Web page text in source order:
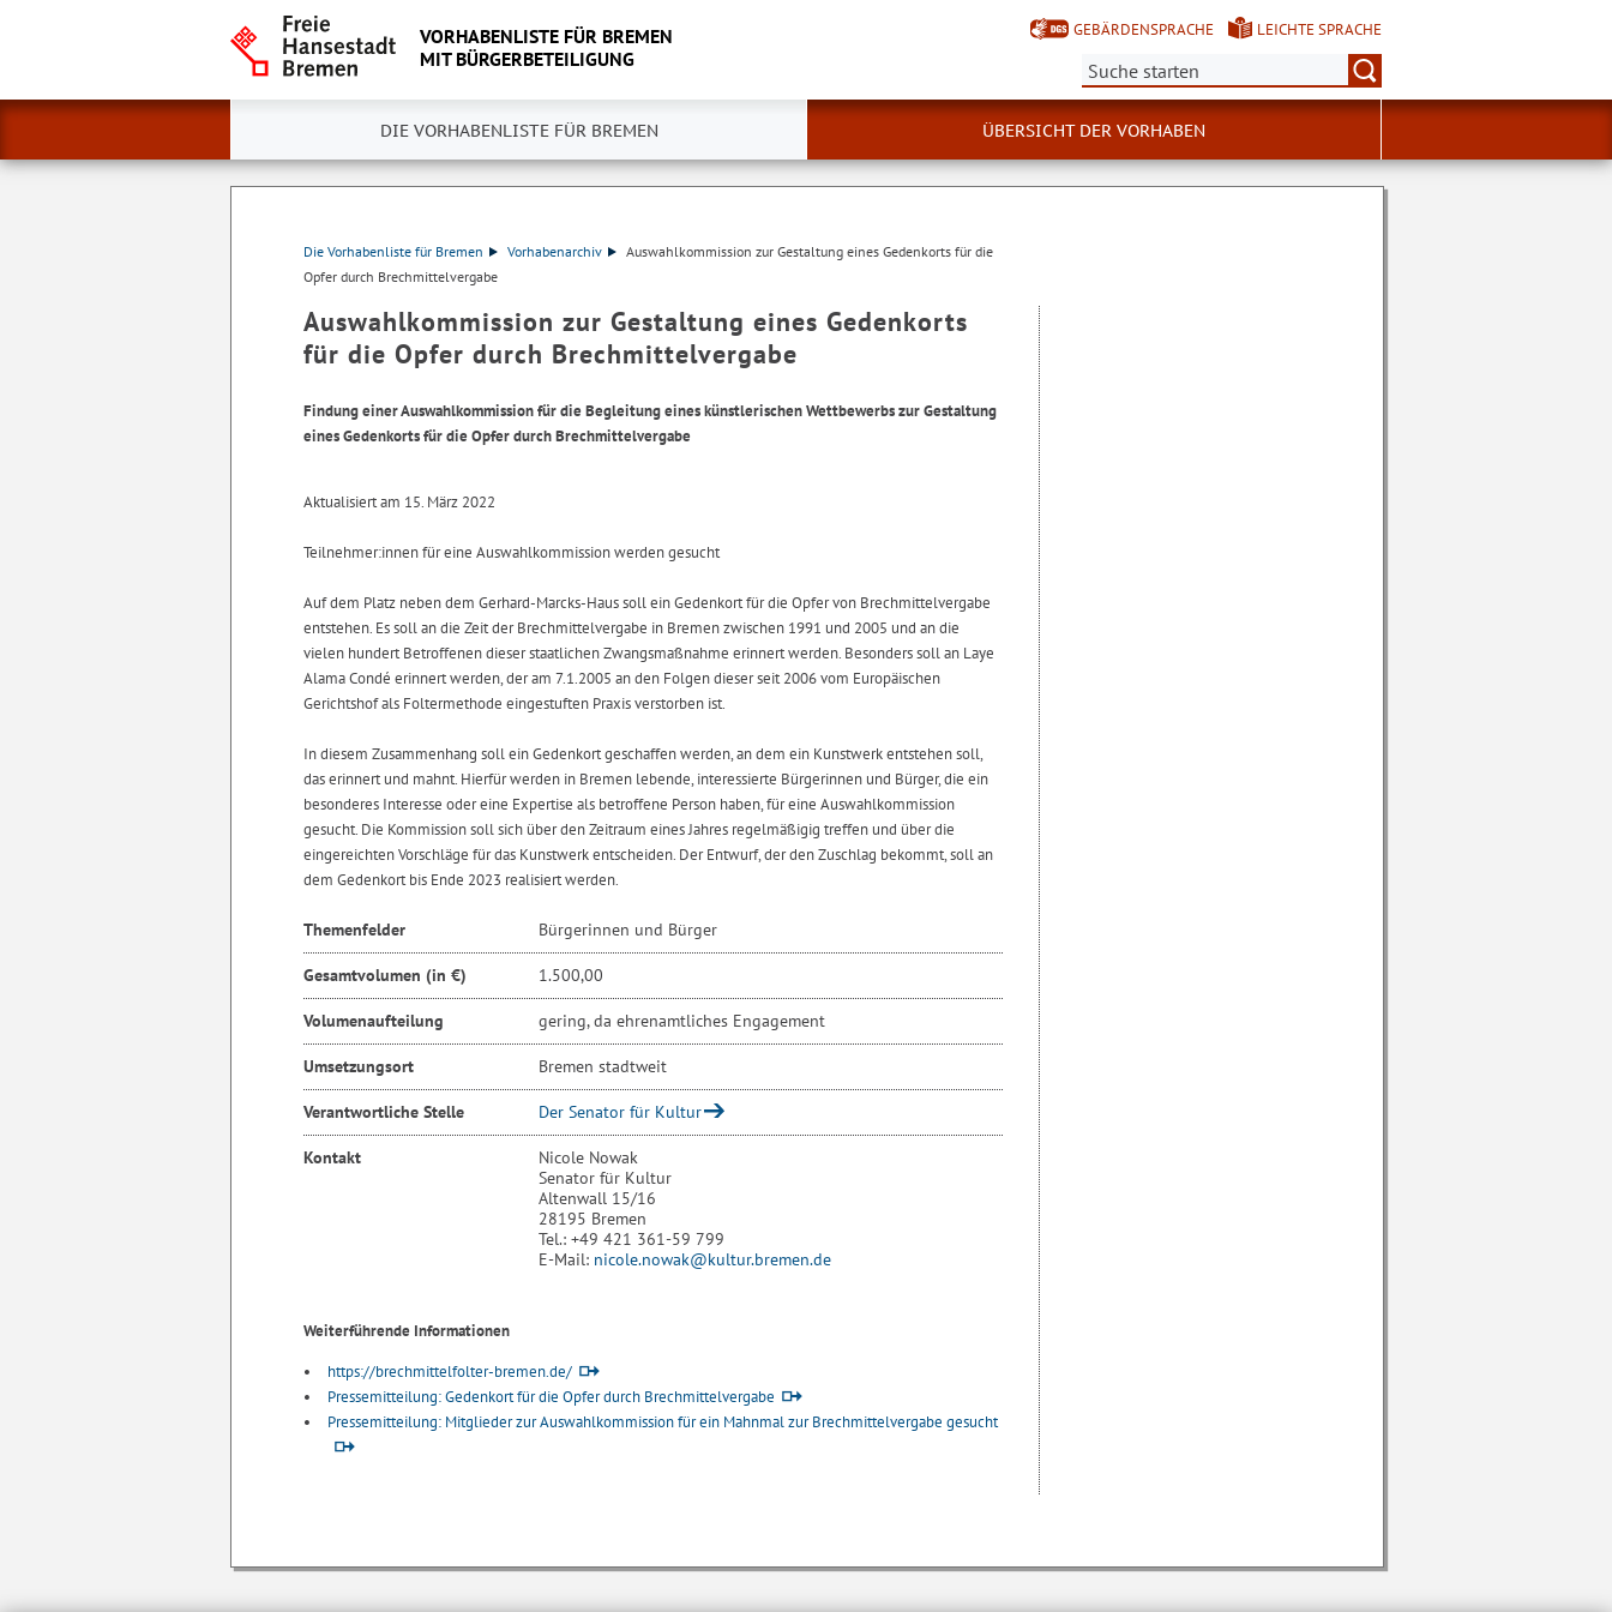
VORHABENLISTE FÜR BREMEN
MIT BÜRGERBETEILIGUNG
GEBÄRDENSPRACHE
LEICHTE SPRACHE
Suche:
DIE VORHABENLISTE FÜR BREMEN ÜBERSICHT DER VORHABEN
Die Vorhabenliste für Bremen Vorhabenarchiv
Auswahlkommission zur Gestaltung eines Gedenkorts für die
Opfer durch Brechmittelvergabe
Auswahlkommission zur Gestaltung eines Gedenkorts
für die Opfer durch Brechmittelvergabe
Findung einer Auswahlkommission für die Begleitung eines künstlerischen Wettbewerbs zur Gestaltung
eines Gedenkorts für die Opfer durch Brechmittelvergabe
Aktualisiert am 15. März 2022
Teilnehmer:innen für eine Auswahlkommission werden gesucht
Auf dem Platz neben dem Gerhard-Marcks-Haus soll ein Gedenkort für die Opfer von Brechmittelvergabe
entstehen. Es soll an die Zeit der Brechmittelvergabe in Bremen zwischen 1991 und 2005 und an die
vielen hundert Betroffenen dieser staatlichen Zwangsmaßnahme erinnert werden. Besonders soll an Laye
Alama Condé erinnert werden, der am 7.1.2005 an den Folgen dieser seit 2006 vom Europäischen
Gerichtshof als Foltermethode eingestuften Praxis verstorben ist.
In diesem Zusammenhang soll ein Gedenkort geschaffen werden, an dem ein Kunstwerk entstehen soll,
das erinnert und mahnt. Hierfür werden in Bremen lebende, interessierte Bürgerinnen und Bürger, die ein
besonderes Interesse oder eine Expertise als betroffene Person haben, für eine Auswahlkommission
gesucht. Die Kommission soll sich über den Zeitraum eines Jahres regelmäßigig treffen und über die
eingereichten Vorschläge für das Kunstwerk entscheiden. Der Entwurf, der den Zuschlag bekommt, soll an
dem Gedenkort bis Ende 2023 realisiert werden.
Themenfelder Bürgerinnen und Bürger
Gesamtvolumen (in €) 1.500,00
Volumenaufteilung gering, da ehrenamtliches Engagement
Umsetzungsort Bremen stadtweit
Verantwortliche Stelle Der Senator für Kultur
Kontakt
Nicole Nowak
Senator für Kultur
Altenwall 15/16
28195 Bremen
Tel.: +49 421 361-59 799
E-Mail: nicole.nowak@kultur.bremen.de
Weiterführende Informationen
https://brechmittelfolter-bremen.de/
Pressemitteilung: Gedenkort für die Opfer durch Brechmittelvergabe
Pressemitteilung: Mitglieder zur Auswahlkommission für ein Mahnmal zur Brechmittelvergabe gesucht